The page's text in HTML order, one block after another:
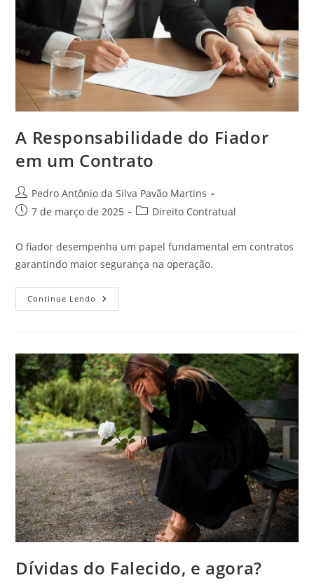
A Responsabilidade do Fiador
em um Contrato
Autor
do
Pedro Antônio da Silva Pavão Martins
Post7 de março de 2025
Categoria
Direito Contratual
O fiador desempenha um papel fundamental em contratos
garantindo maior segurança na operação.
Continue Lendo A
Responsabilidade
Contrato
Dívidas do Falecido, e agora?